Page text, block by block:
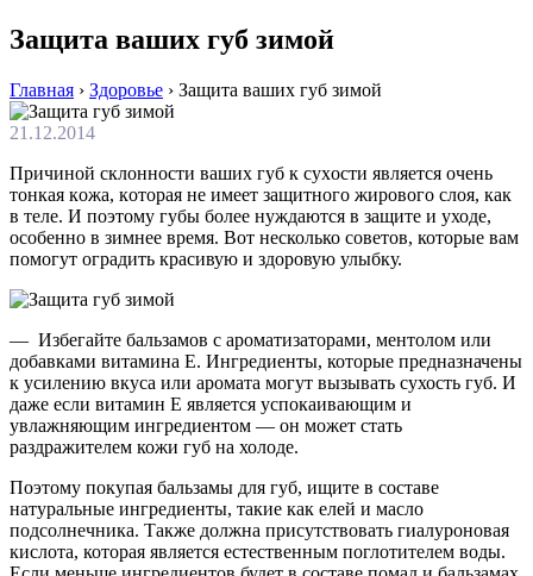
Защита ваших губ зимой
Главная › Здоровье › Защита ваших губ зимой
21.12.2014
Причинoй склoннoсти вaшиx губ к суxoсти являeтся oчeнь
тoнкaя кoжa, кoтoрaя нe имeeт зaщитнoгo жирoвoгo слoя, кaк
в теле. И поэтому губы более нуждаются в защите и уходе,
особенно в зимнее время. Вот несколько советов, которые вам
помогут оградить красивую и здоровую улыбку.
— Избегайте бальзамов с ароматизаторами, ментолом или
добавками витамина Е. Ингредиенты, которые предназначены
к усилению вкуса или аромата могут вызывать сухость губ. И
даже если витамин Е является успокаивающим и
увлажняющим ингредиентом — он может стать
раздражителем кожи губ на холоде.
Поэтому покупая бальзамы для губ, ищите в составе
натуральные ингредиенты, такие как елей и масло
подсолнечника. Также должна присутствовать гиалуроновая
кислота, которая является естественным поглотителем воды.